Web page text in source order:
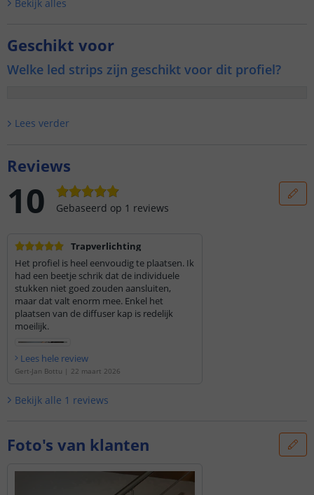
Bekijk alles
Geschikt voor
Welke led strips zijn geschikt voor dit profiel?
Lees verder
Reviews
10 Gebaseerd op 1 reviews
Trapverlichting
Het profiel is heel eenvoudig te plaatsen. Ik
had een beetje schrik dat de individuele
stukken niet goed zouden aansluiten,
maar dat valt enorm mee. Enkel het
plaatsen van de diffuser kap is redelijk
moeilijk.
Lees hele review
Gert-Jan Bottu | 22 maart 2026
Bekijk alle 1 reviews
Foto's van klanten